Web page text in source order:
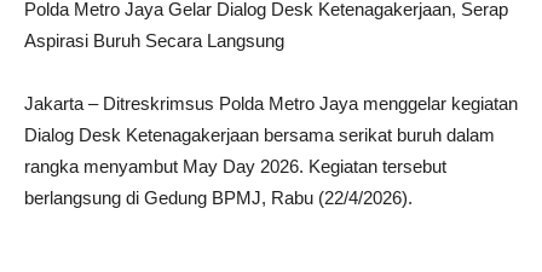
Polda Metro Jaya Gelar Dialog Desk Ketenagakerjaan, Serap
Aspirasi Buruh Secara Langsung
Jakarta – Ditreskrimsus Polda Metro Jaya menggelar kegiatan
Dialog Desk Ketenagakerjaan bersama serikat buruh dalam
rangka menyambut May Day 2026. Kegiatan tersebut
berlangsung di Gedung BPMJ, Rabu (22/4/2026).